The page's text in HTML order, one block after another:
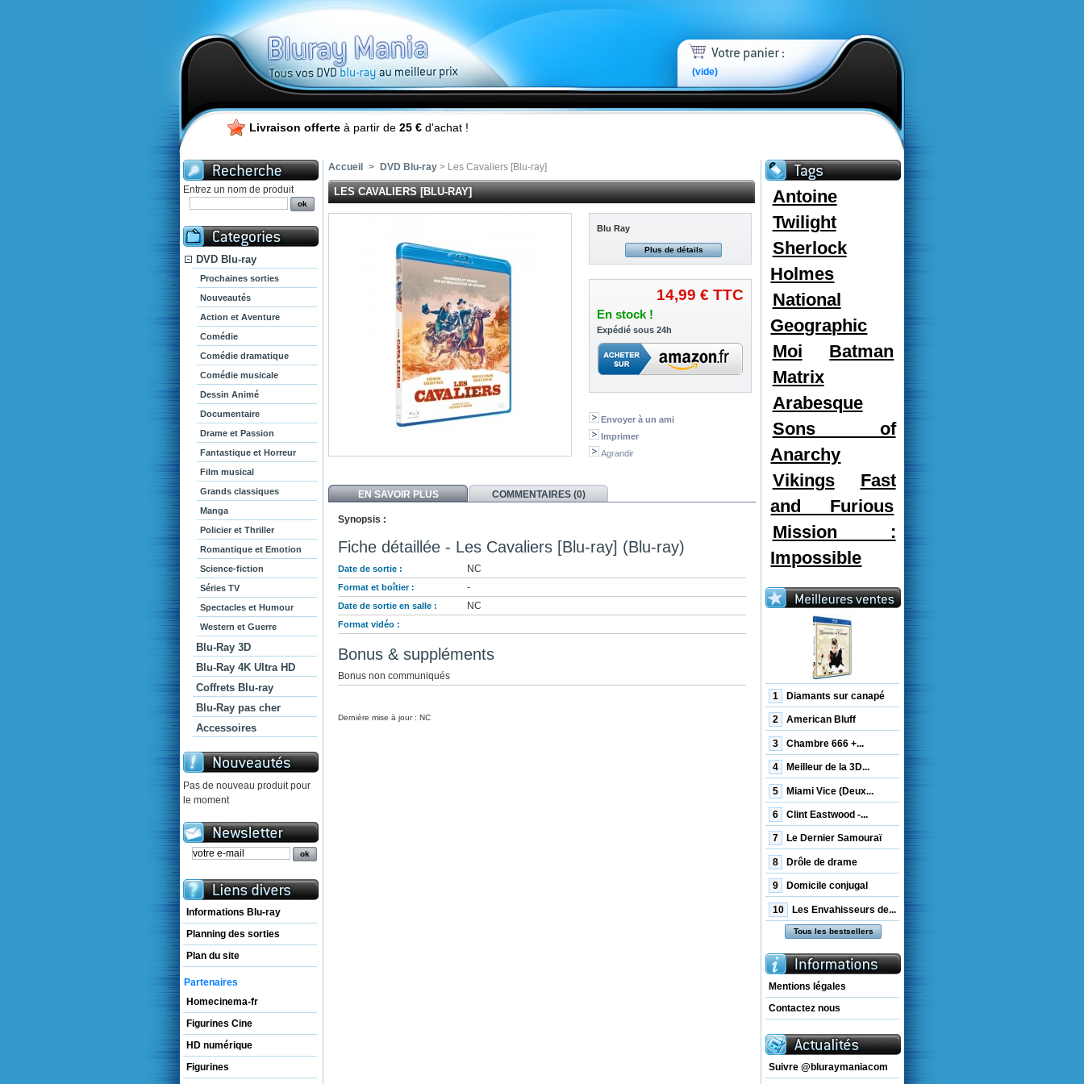
(vide)
Livraison offerte à partir de 25 € d'achat !
Entrez un nom de produit
DVD Blu-ray
Prochaines sorties
Nouveautés
Action et Aventure
Comédie
Comédie dramatique
Comédie musicale
Dessin Animé
Documentaire
Drame et Passion
Fantastique et Horreur
Film musical
Grands classiques
Manga
Policier et Thriller
Romantique et Emotion
Science-fiction
Séries TV
Spectacles et Humour
Western et Guerre
Blu-Ray 3D
Blu-Ray 4K Ultra HD
Coffrets Blu-ray
Blu-Ray pas cher
Accessoires
Pas de nouveau produit pour
le moment
Informations Blu-ray
Planning des sorties
Plan du site
Partenaires
Homecinema-fr
Figurines Cine
HD numérique
Figurines
Accueil > DVD Blu-ray > Les Cavaliers [Blu-ray]
LES CAVALIERS [BLU-RAY]
Blu Ray
Plus de détails
14,99 € TTC
En stock !
Expédié sous 24h
Envoyer à un ami
Imprimer
Agrandir
EN SAVOIR PLUS COMMENTAIRES (0)
Synopsis :
Fiche détaillée - Les Cavaliers [Blu-ray] (Blu-ray)
Date de sortie : NC
Format et boîtier : -
Date de sortie en salle : NC
Format vidéo :
Bonus & suppléments
Bonus non communiqués
Dernière mise à jour : NC
Antoine
Twilight
Sherlock
Holmes
National
Geographic
Moi
Batman
Matrix
Arabesque
Sons of
Anarchy
Vikings
Fast
and Furious
Mission :
Impossible
1 Diamants sur canapé
2 American Bluff
3 Chambre 666 +...
4 Meilleur de la 3D...
5 Miami Vice (Deux...
6 Clint Eastwood -...
7 Le Dernier Samouraï
8 Drôle de drame
9 Domicile conjugal
10 Les Envahisseurs de...
Tous les bestsellers
Mentions légales
Contactez nous
Suivre @bluraymaniacom